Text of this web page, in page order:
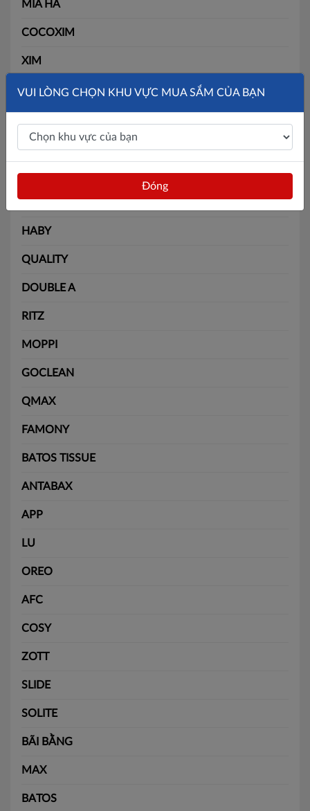
MÍA HA
COCOXIM
XIM
MOM COOKS
DAIKA
BIÊN HÒA
MORINAGA
HABY
QUALITY
DOUBLE A
RITZ
MOPPI
GOCLEAN
QMAX
FAMONY
BATOS TISSUE
ANTABAX
APP
LU
OREO
AFC
COSY
ZOTT
SLIDE
SOLITE
BÃI BẰNG
MAX
BATOS
VUI LÒNG CHỌN KHU VỰC MUA SẮM CỦA BẠN
Đóng